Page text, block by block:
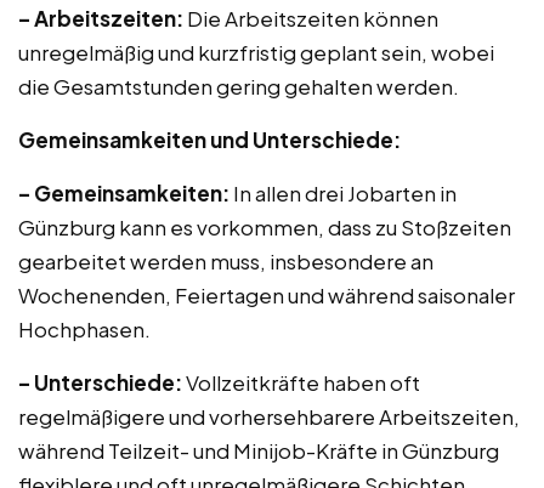
– Arbeitszeiten: Die Arbeitszeiten können
unregelmäßig und kurzfristig geplant sein, wobei
die Gesamtstunden gering gehalten werden.
Gemeinsamkeiten und Unterschiede:
– Gemeinsamkeiten: In allen drei Jobarten in
Günzburg kann es vorkommen, dass zu Stoßzeiten
gearbeitet werden muss, insbesondere an
Wochenenden, Feiertagen und während saisonaler
Hochphasen.
– Unterschiede:Vollzeitkräfte haben oft
regelmäßigere und vorhersehbarere Arbeitszeiten,
während Teilzeit- und Minijob-Kräfte in Günzburg